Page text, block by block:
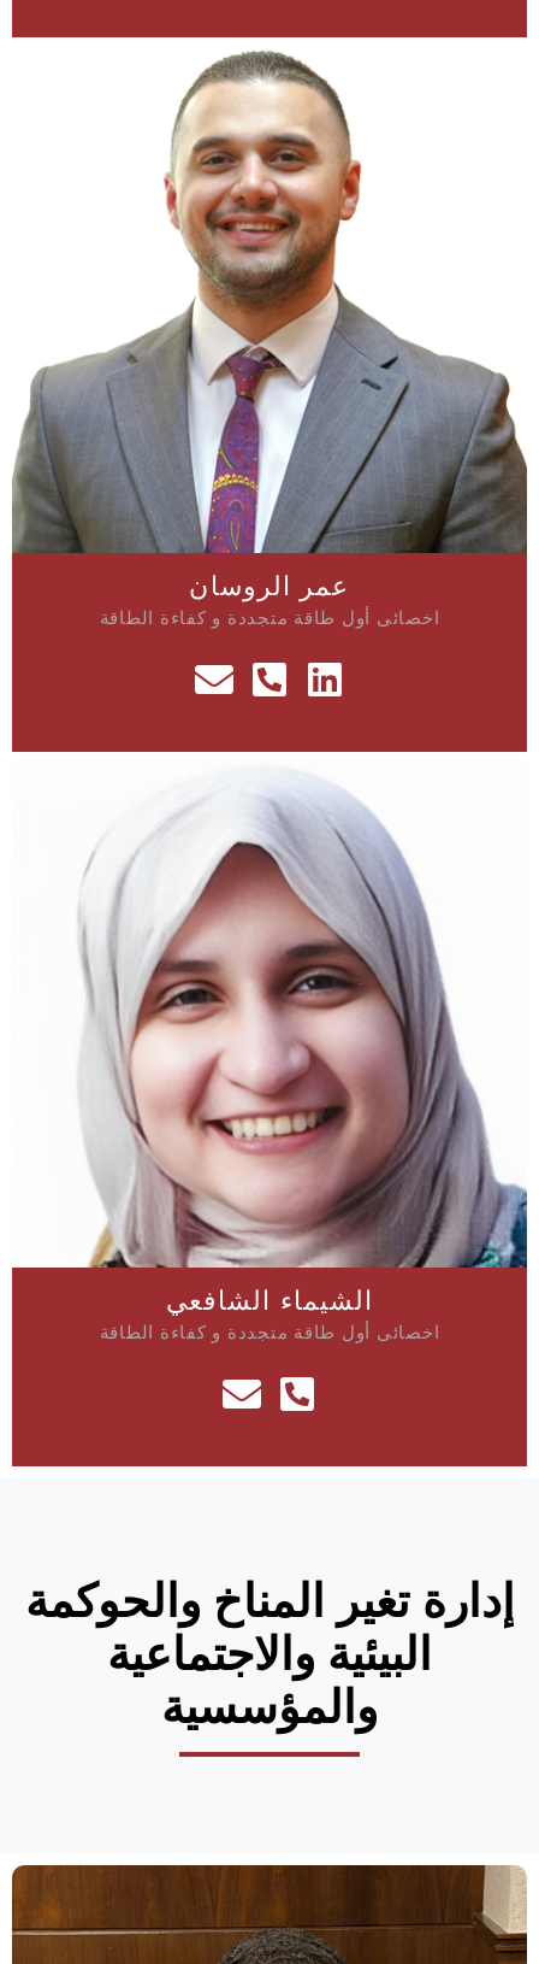
عمر الروسان
اخصائى أول طاقة متجددة و كفاءة الطاقة
الشيماء الشافعي
اخصائى أول طاقة متجددة و كفاءة الطاقة
إدارة تغير المناخ والحوكمة
البيئية والاجتماعية
والمؤسسية